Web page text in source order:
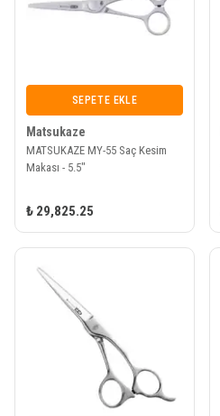
SEPETE EKLE
Matsukaze
MATSUKAZE MY-55 Saç Kesim
Makası - 5.5"
₺ 29,825.25